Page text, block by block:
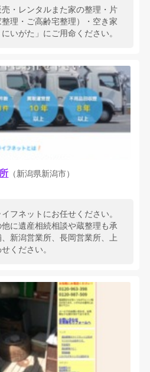
・レンタルまた家の整理・片
理・ご高齢宅整理）・空き家
いがた」にご用命ください。
（新潟県新潟市）
フネットにお任せください。
に遺産相続相談や蔵整理も承
新潟営業所、長岡営業所、上
ください。